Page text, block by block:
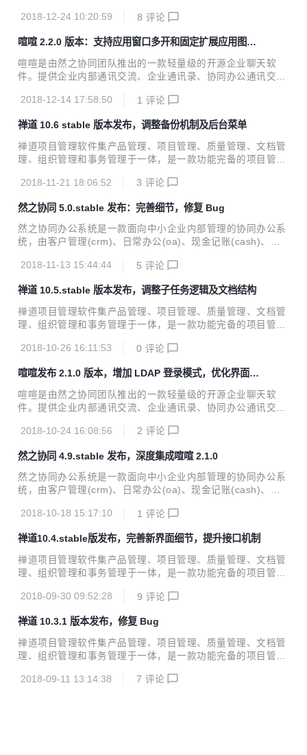
常 5195 项目测试单生成测试报告...
entao.net 禅道项目管理软件11.0 版本发布，该版本深度集成
小组讨论，文件传输，任务指派，消息转需求、bug，浏览用
例、文档详情等操作。 一、修改记录 完成的需求 5165 客户
端增加从配置文件读取服务器账号的功能 5164 集成喧喧的广
是否启用喧喧聊天功能开关 5157 设计喧喧客户端的登录界面
2018-12-24 10:20:59 8 评论
喧喧 2.2.0 版本：支持应用窗口多开和固定扩展应用图标
到导航上
喧喧是由然之协同团队推出的一款轻量级的开源企业聊天软
件。提供企业内部通讯交流、企业通讯录、协同办公通讯交
新增应用窗口多开和固定扩展应用图标到导航上的功能，修复
用程序图标会提示启动一个新窗口。 在 Mac 上程序坞应用图
标右键来创建一个新窗口。 固定扩展应用启动图标 将扩展应
用启动图标固定到导航上。 更新日志 新增 打开多个喧喧应用
以登录一个新的账号，解决了启动多个程序实例导致第一个程
2018-12-14 17:58:50 1 评论
禅道 10.6 stable 版本发布，调整备份机制及后台菜单
禅道项目管理软件集产品管理、项目管理、质量管理、文档管
理、组织管理和事务管理于一体，是一款功能完备的项目管理
entao.net 禅道项目管理软件10.6stable 版本发布。该版本主
完成的需求： 5062 优化url地址方式文档的显示 5066 开发数
据库一致性检查的工具 5097 一键安装包的日志分开存储 509
9 升级一键安装包内置的adminer的版本 5117 adminder自动
读取my.php里面的端口号，在登录页面填写 5136 ubuntu16.
0 zbox无法...
2018-11-21 18:06:52 3 评论
然之协同 5.0.stable 发布：完善细节，修复 Bug
然之协同办公系统是一款面向中小企业内部管理的协同办公系
统，由客户管理(crm)、日常办公(oa)、现金记账(cash)、团
应用导航(ips)等模块组成。专注于提供一体化、精简的解决方
更多需求。然之官网：www.ranzhi.org 然之协同管理软件5.0.
stable版本正式发布了！本次发布主要是完善细节，修复Bu
g。 一、修改记录 完成的需求： 2398 添加编辑html区块时，
示回款账号 2472 客户按照...
2018-11-13 15:44:44 5 评论
禅道 10.5.stable 版本发布，调整子任务逻辑及文档结构
禅道项目管理软件集产品管理、项目管理、质量管理、文档管
理、组织管理和事务管理于一体，是一款功能完备的项目管理
www.zentao.net 禅道10.5.stable版本发布，主要调整子任务
完成的需求 3389 文档查看方式与产品、项目列表信息保持一
致，查看后有明显查看过的颜色标记 3373 创建文档的时候增
加文档库字段 3370 将文档库的快速访问菜单折叠到二级导航
侧导航底部增加筛选条件 3366 产品如果只有...
2018-10-26 16:11:53 0 评论
喧喧发布 2.1.0 版本，增加 LDAP 登录模式，优化界面交
互
喧喧是由然之协同团队推出的一款轻量级的开源企业聊天软
件。提供企业内部通讯交流、企业通讯录、协同办公通讯交
版本发布，本次更新增加了对 LDAP 登录模式的支持，优化了
录模式（需要服务器支持）； 优化 了消息卡片交互，增加了
上下文菜单； 优化 了消息卡片渲染策略，现在只对当天的消
息卡片进行自动渲染，非当天发送的消息卡片需要手动点击加
载按钮进行渲染；历史记录中的消息卡片不进行自动渲染，任
何时候都需要手动点击进行渲染； 优化 了扩展列表中远程扩
2018-10-24 16:08:56 2 评论
然之协同 4.9.stable 发布，深度集成喧喧 2.1.0
然之协同办公系统是一款面向中小企业内部管理的协同办公系
统，由客户管理(crm)、日常办公(oa)、现金记账(cash)、团
用导航(ips)等模块组成。专注于提供一体化、精简的解决方
更多需求。然之官网：www.ranzhi.org 然之协同管理软件4.9.
stable版本正式发布了！ 本次发布深度集成了喧喧2.1.0，在
喧喧中发送然之的链接时以卡片形式展示，并增加了专用的卡
中展示时无需再次登录。 一、修改记录 修复的bug...
2018-10-18 15:17:10 1 评论
禅道10.4.stable版发布，完善新界面细节，提升接口机制
禅道项目管理软件集产品管理、项目管理、质量管理、文档管
理、组织管理和事务管理于一体，是一款功能完备的项目管理
www.zentao.net 禅道10.4.stable版本发布，主要完善新界面
详情页面还原我们之前的排版布局 3297 恢复浏览器默认的访
问过链接的颜色功能 3296 搜索表单里面下拉菜单的选项不要
用灰色 3295 列表页面的模块名称改用灰色显示 3172 项目日
辑，页面为空 3186 重构添加用户页面的...
2018-09-30 09:52:28 9 评论
禅道 10.3.1 版本发布，修复 Bug
禅道项目管理软件集产品管理、项目管理、质量管理、文档管
理、组织管理和事务管理于一体，是一款功能完备的项目管理
www.zentao.net 禅道10.3.1版本发布，主要修复Bug。 一、
2018-09-11 13:14:38 7 评论